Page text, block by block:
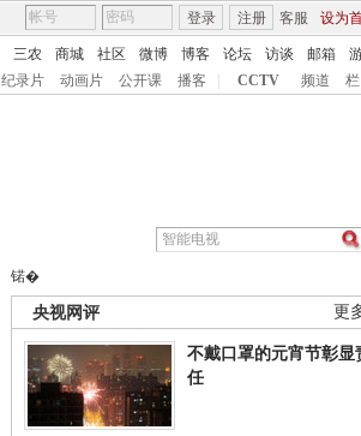
客服 设为
登录 注册
三农 商城 社区 微博 博客 论坛 访谈 邮箱
纪录片 动画片 公开课 播客 CCTV 频道 栏
锘�
更
央视网评
不戴口罩的元宵节彰显
任